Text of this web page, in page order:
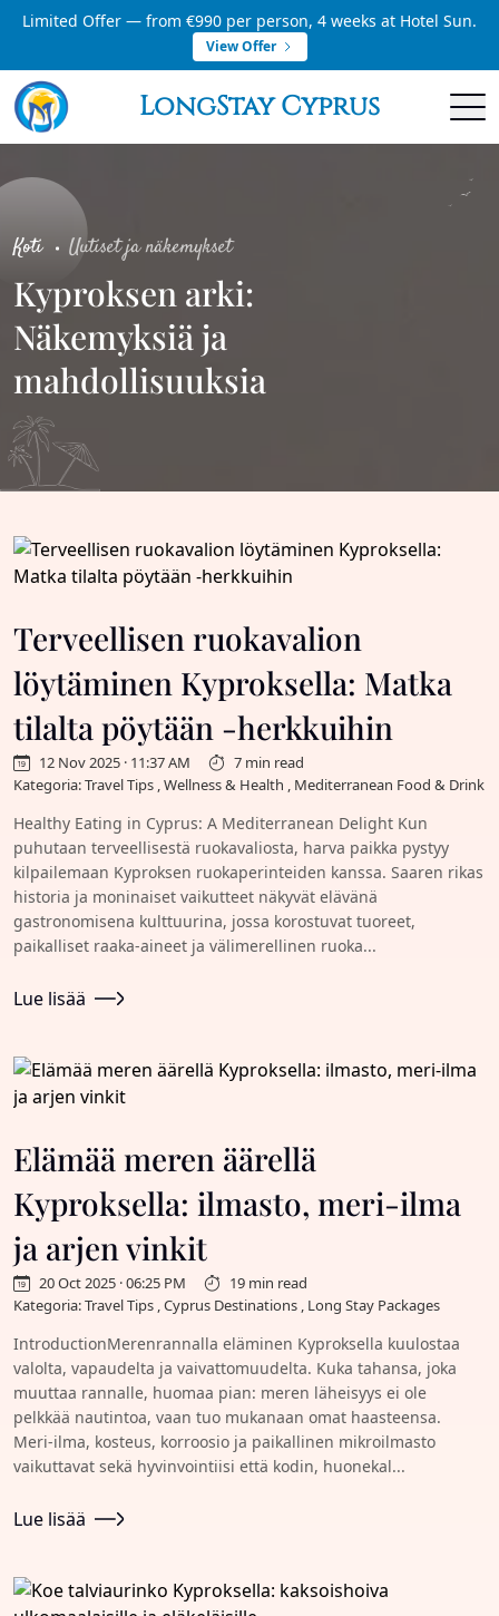
Limited Offer — from €990 per person, 4 weeks at Hotel Sun.
View Offer
LongStay Cyprus
Koti Uutiset ja näkemykset
Kyproksen arki:
Näkemyksiä ja
mahdollisuuksia
Terveellisen ruokavalion
löytäminen Kyproksella: Matka
tilalta pöytään -herkkuihin
12 Nov 2025 · 11:37 AM
7 min read
Kategoria: Travel Tips , Wellness & Health , Mediterranean Food & Drink
Healthy Eating in Cyprus: A Mediterranean Delight Kun
puhutaan terveellisestä ruokavaliosta, harva paikka pystyy
kilpailemaan Kyproksen ruokaperinteiden kanssa. Saaren rikas
historia ja moninaiset vaikutteet näkyvät elävänä
gastronomisena kulttuurina, jossa korostuvat tuoreet,
paikalliset raaka-aineet ja välimerellinen ruoka...
Lue lisää
Elämää meren äärellä
Kyproksella: ilmasto, meri-ilma
ja arjen vinkit
20 Oct 2025 · 06:25 PM
19 min read
Kategoria: Travel Tips , Cyprus Destinations , Long Stay Packages
IntroductionMerenrannalla eläminen Kyproksella kuulostaa
valolta, vapaudelta ja vaivattomuudelta. Kuka tahansa, joka
muuttaa rannalle, huomaa pian: meren läheisyys ei ole
pelkkää nautintoa, vaan tuo mukanaan omat haasteensa.
Meri-ilma, kosteus, korroosio ja paikallinen mikroilmasto
vaikuttavat sekä hyvinvointiisi että kodin, huonekal...
Lue lisää